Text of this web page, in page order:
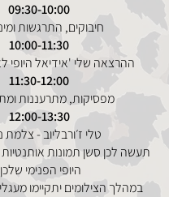
09:30-10:00
חיבוקים, התרגשות
10:00-11:30
ההרצאה שלי 'אידיאל היופי
11:30-12:00
מפסיקות, מתרעננות
12:00-13:30
טלי ז׳ורבליוב - צלמת
תעשה לכן סשן תמונות
היופי הפנימי
במהלך הצילומים יתקיימו